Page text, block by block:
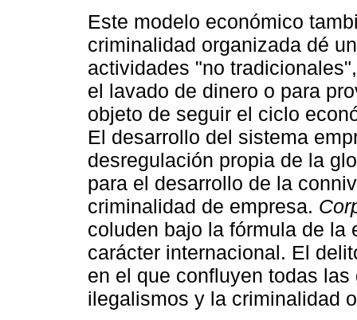
Este modelo económico
criminalidad organizada dé
actividades "no
el lavado de dinero o para
objeto de seguir el ciclo
El desarrollo del sistema
desregulación propia de la
para el desarrollo de la
criminalidad de empresa.
coluden bajo la fórmula de la
carácter internacional. El
en el que confluyen todas
ilegalismos y la criminalidad